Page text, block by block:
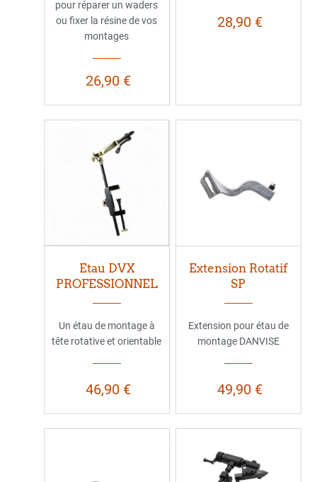
pour réparer un waders
ou fixer la résine de vos
montages
26,90 €
28,90 €
Etau DVX
PROFESSIONNEL
Un étau de montage à
tête rotative et orientable
46,90 €
Extension Rotatif
SP
Extension pour étau de
montage DANVISE
49,90 €